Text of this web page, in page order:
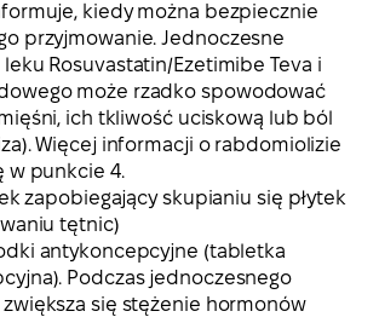
kiedy można bezpiecznie
przyjmowanie. Jednoczesne
Rosuvastatin/Ezetimibe Teva i
może rzadko spowodować
ich tkliwość uciskową lub ból
Więcej informacji o rabdomiolizie
w punkcie 4.
zapobiegający skupianiu się płytek
tętnic)
antykoncepcyjne (tabletka
Podczas jednoczesnego
się stężenie hormonów